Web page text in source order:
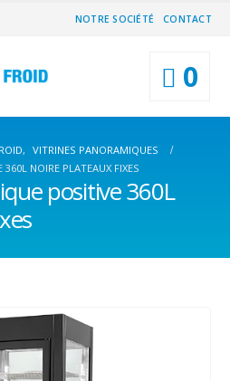
NOTRE SOCIÉTÉ CONTACT
0
, VITRINES PANORAMIQUES
NOIRE PLATEAUX FIXES
positive 360L